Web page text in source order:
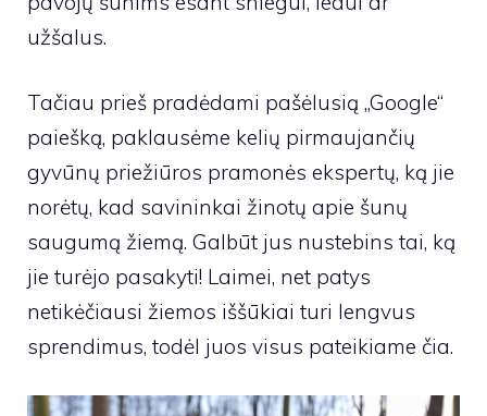
užšalus.
Tačiau prieš pradėdami pašėlusią „Google“
paiešką, paklausėme kelių pirmaujančių
gyvūnų priežiūros pramonės ekspertų, ką jie
norėtų, kad savininkai žinotų apie šunų
saugumą žiemą. Galbūt jus nustebins tai, ką
jie turėjo pasakyti! Laimei, net patys
netikėčiausi žiemos iššūkiai turi lengvus
sprendimus, todėl juos visus pateikiame čia.